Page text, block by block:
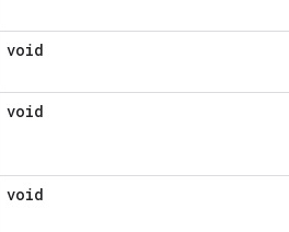
void
void
void